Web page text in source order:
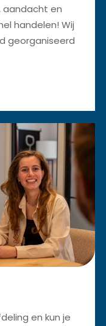
aandacht en
handelen! Wij
georganiseerd
en kun je